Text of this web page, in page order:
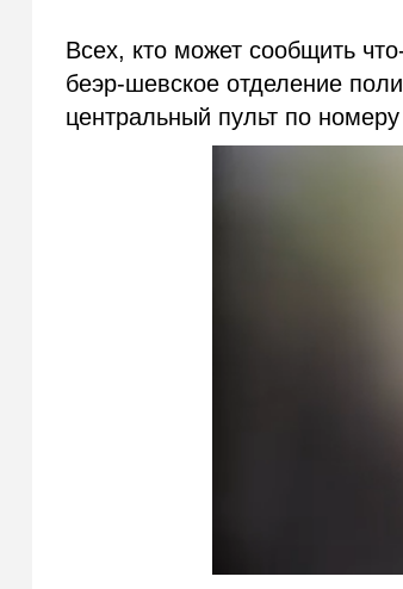
Всех, кто может сообщить
беэр-шевское отделение
центральный пульт по